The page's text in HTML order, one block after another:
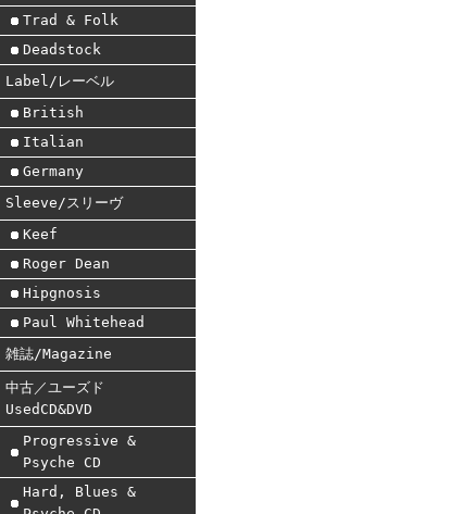
Trad & Folk
Deadstock
Label/レーベル
British
Italian
Germany
Sleeve/スリーヴ
Keef
Roger Dean
Hipgnosis
Paul Whitehead
雑誌/Magazine
中古／ユーズド
UsedCD&DVD
Progressive &
Psyche CD
Hard, Blues &